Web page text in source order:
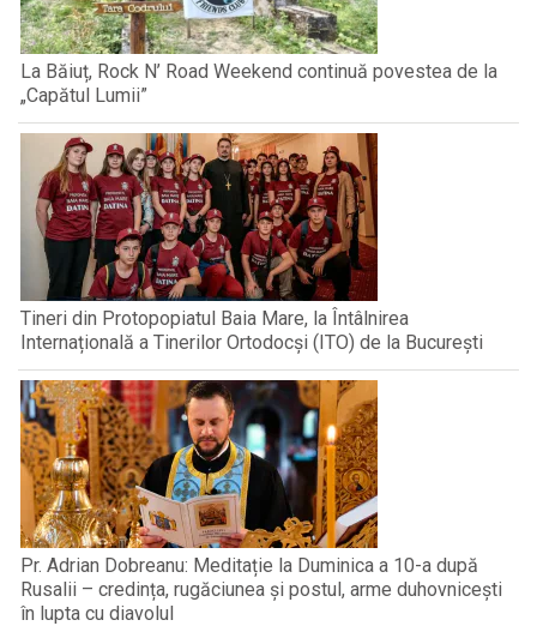
La Băiuț, Rock N’ Road Weekend continuă povestea de la
„Capătul Lumii”
Tineri din Protopopiatul Baia Mare, la Întâlnirea
Internațională a Tinerilor Ortodocși (ITO) de la București
Pr. Adrian Dobreanu: Meditație la Duminica a 10-a după
Rusalii – credința, rugăciunea și postul, arme duhovnicești
în lupta cu diavolul